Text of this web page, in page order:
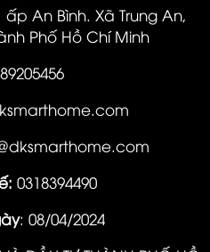
ấp An Bình. Xã Trung An,
Phố Hồ Chí Minh
0318394490
: 08/04/2024